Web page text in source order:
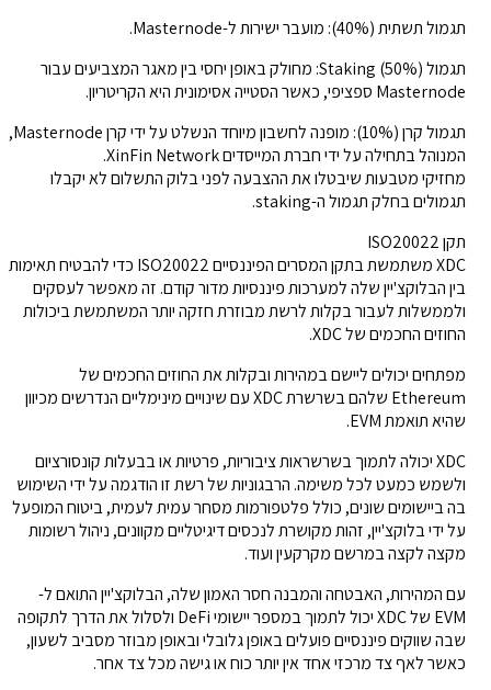
תגמול תשתית (40%): מועבר ישירות ל-Masternode.
תגמול Staking (50%): מחולק באופן יחסי בין מאגר המצביעים עבור
Masternode ספציפי, כאשר הסטייה אסימונית היא הקריטריון.
תגמול קרן (10%): מופנה לחשבון מיוחד הנשלט על ידי קרן Masternode,
המנוהל בתחילה על ידי חברת המייסדים XinFin Network.
מחזיקי מטבעות שיבטלו את ההצבעה לפני בלוק התשלום לא יקבלו
תגמולים בחלק תגמול ה-staking.
תקן ISO20022
XDC משתמשת בתקן המסרים הפיננסיים ISO20022 כדי להבטיח תאימות
בין הבלוקצ'יין שלה למערכות פיננסיות מדור קודם. זה מאפשר לעסקים
ולממשלות לעבור בקלות לרשת מבוזרת חזקה יותר המשתמשת ביכולות
החוזים החכמים של XDC.
מפתחים יכולים ליישם במהירות ובקלות את החוזים החכמים של
Ethereum שלהם בשרשרת XDC עם שינויים מינימליים הנדרשים מכיוון
שהיא תואמת EVM.
XDC יכולה לתמוך בשרשראות ציבוריות, פרטיות או בבעלות קונסורציום
ולשמש כמעט לכל משימה. הרבגוניות של רשת זו הודגמה על ידי השימוש
בה ביישומים שונים, כולל פלטפורמות מסחר עמית לעמית, ביטוח המופעל
על ידי בלוקצ'יין, זהות מקושרת לנכסים דיגיטליים מקוונים, ניהול רשומות
מקצה לקצה במרשם מקרקעין ועוד.
עם המהירות, האבטחה והמבנה חסר האמון שלה, הבלוקצ'יין התואם ל-
EVM של XDC יכול לתמוך במספר יישומי DeFi ולסלול את הדרך לתקופה
שבה שווקים פיננסיים פועלים באופן גלובלי ובאופן מבוזר מסביב לשעון,
כאשר לאף צד מרכזי אחד אין יותר כוח או גישה מכל צד אחר.